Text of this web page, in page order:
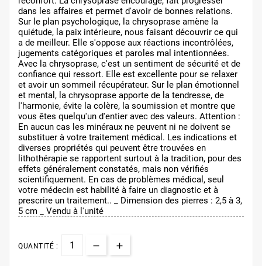
dans les affaires et permet d'avoir de bonnes relations.
Sur le plan psychologique, la chrysoprase amène la
quiétude, la paix intérieure, nous faisant découvrir ce qui
a de meilleur. Elle s'oppose aux réactions incontrôlées,
jugements catégoriques et paroles mal intentionnées.
Avec la chrysoprase, c'est un sentiment de sécurité et de
confiance qui ressort. Elle est excellente pour se relaxer
et avoir un sommeil récupérateur. Sur le plan émotionnel
et mental, la chrysoprase apporte de la tendresse, de
l'harmonie, évite la colère, la soumission et montre que
vous êtes quelqu'un d'entier avec des valeurs. Attention :
En aucun cas les minéraux ne peuvent ni ne doivent se
substituer à votre traitement médical. Les indications et
diverses propriétés qui peuvent être trouvées en
lithothérapie se rapportent surtout à la tradition, pour des
effets généralement constatés, mais non vérifiés
scientifiquement. En cas de problèmes médical, seul
votre médecin est habilité à faire un diagnostic et à
prescrire un traitement.. _ Dimension des pierres : 2,5 à 3,
5 cm _ Vendu à l'unité
QUANTITÉ :